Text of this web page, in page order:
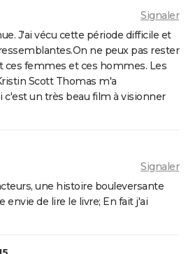
Signaler
J'ai vécu cette période difficile et
ne peux pas rester
ces femmes et ces hommes. Les
Scott Thomas m'a
un très beau film à visionner
Signaler
une histoire bouleversante
envie de lire le livre; En fait j'ai